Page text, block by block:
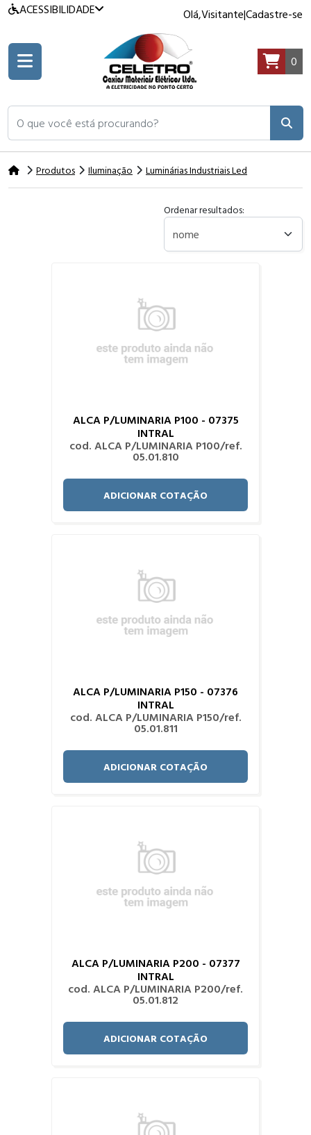
ACESSIBILIDADE Olá,Visitante|Cadastre-se
O que você está procurando?
0
Produtos Iluminação Luminárias Industriais Led
Ordenar resultados:
ALCA P/LUMINARIA P100 - 07375
INTRAL
cod. ALCA P/LUMINARIA P100/ref.
05.01.810
ADICIONAR COTAÇÃO
ALCA P/LUMINARIA P150 - 07376
INTRAL
cod. ALCA P/LUMINARIA P150/ref.
05.01.811
ADICIONAR COTAÇÃO
ALCA P/LUMINARIA P200 - 07377
INTRAL
cod. ALCA P/LUMINARIA P200/ref.
05.01.812
ADICIONAR COTAÇÃO